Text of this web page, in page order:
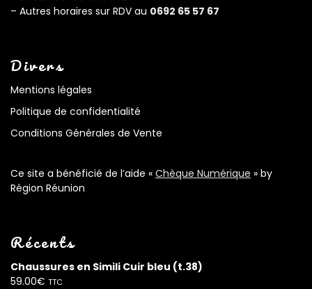
– Autres horaires sur RDV au 0692 65 57 67
Divers
Mentions légales
Politique de confidentialité
Conditions Générales de Vente
Ce site a bénéficié de l’aide « Chèque Numérique » by
Région Réunion
Récents
Chaussures en Simili Cuir bleu (t.38)
59.00€ TTC